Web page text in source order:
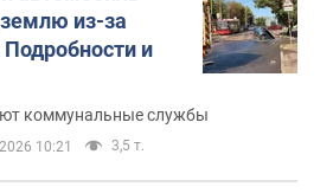
из-за
и
коммунальные службы
10:21 3,5 т.